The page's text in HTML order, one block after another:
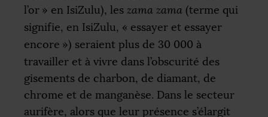
l’or » en IsiZulu), les zama zama (terme qui
signifie, en IsiZulu, « essayer et essayer
encore ») seraient plus de 30 000 à
travailler et à vivre dans l’obscurité des
gisements de charbon, de diamant, de
chrome et de manganèse. Dans le secteur
aurifère, alors que leur présence s’élargit